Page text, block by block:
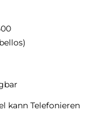
kann Telefonieren